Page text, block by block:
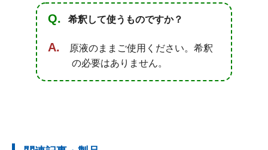
希釈して使うものですか？
原液のままご使用ください。希釈
の必要はありません。